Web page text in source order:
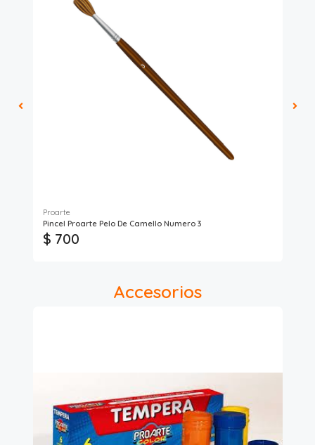
Proarte
Pincel Proarte Pelo De Camello Numero 3
$ 700
Accesorios